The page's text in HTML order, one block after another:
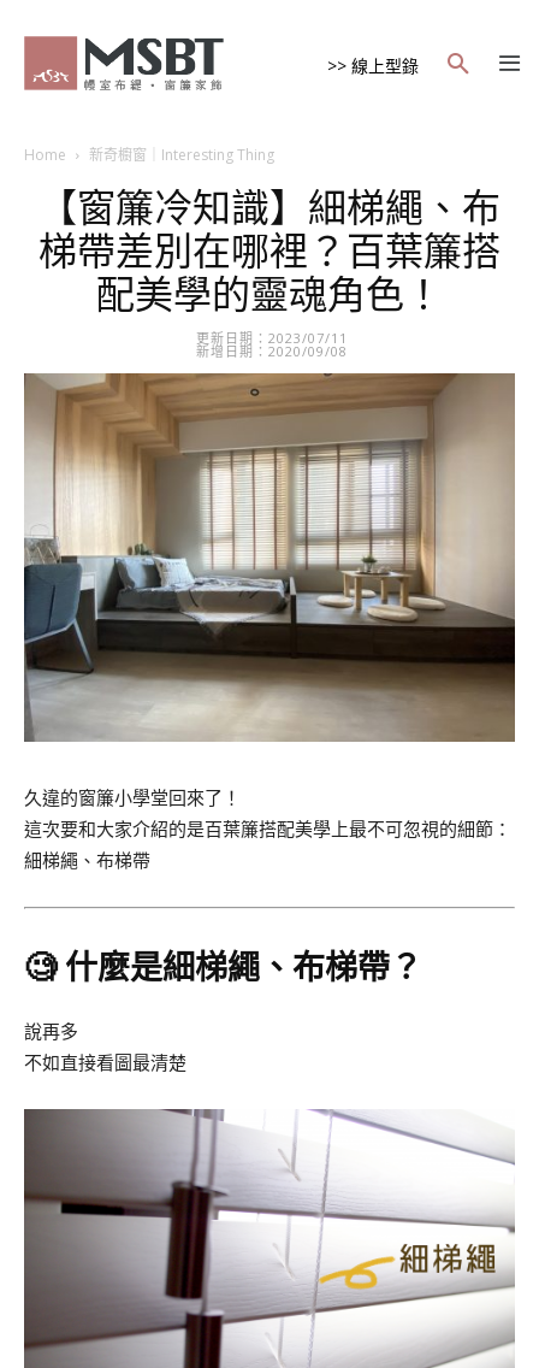
>> 線上型錄
Home 新奇櫥窗｜Interesting Thing
【窗簾冷知識】細梯繩、布
梯帶差別在哪裡？百葉簾搭
配美學的靈魂角色！
更新日期：2023/07/11
新增日期：2020/09/08
久違的窗簾小學堂回來了！
這次要和大家介紹的是百葉簾搭配美學上最不可忽視的細節：
細梯繩、布梯帶
🧐 什麼是細梯繩、布梯帶？
說再多
不如直接看圖最清楚